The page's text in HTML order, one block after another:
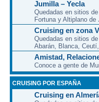
Jumilla – Yecla
Quedadas en sitios
Fortuna y Altiplano
Cruising en zona
Quedadas en sitios
Abarán, Blanca,
Amistad,
Conoce a gente de
CRUISING POR ESPAÑA
Cruising en